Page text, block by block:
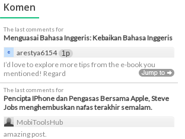
Komen
The last comments for
Menguasai Bahasa Inggeris: Kebaikan Bahasa Inggeris
arestya6154
1p
I’d love to explore more tips from the e-book you
mentioned! Regard
The last comments for
Pencipta IPhone dan Pengasas Bersama Apple, Steve
Jobs menghembuskan nafas terakhir semalam.
MobiToolsHub
amazing post.